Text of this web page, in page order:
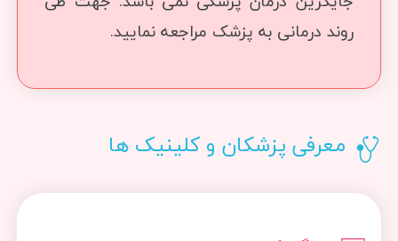
روند درمانی به پزشک مراجعه نمایید.
معرفی پزشکان و کلینیک ها